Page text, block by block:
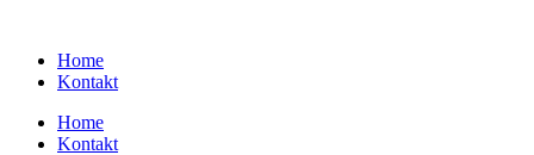
contentHome
Kontakt
Home
Kontakt